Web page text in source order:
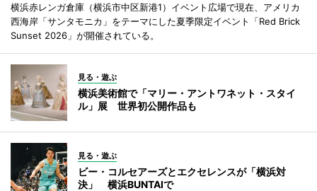
横浜赤レンガ倉庫（横浜市中区新港1）イベント広場で現在、アメリカ
西海岸「サンタモニカ」をテーマにした夏季限定イベント「Red Brick
Sunset 2026」が開催されている。
見る・遊ぶ
横浜美術館で「マリー・アントワネット・スタイ
ル」展 世界初公開作品も
見る・遊ぶ
ビー・コルセアーズとエクセレンスが「横浜対
決」 横浜BUNTAIで